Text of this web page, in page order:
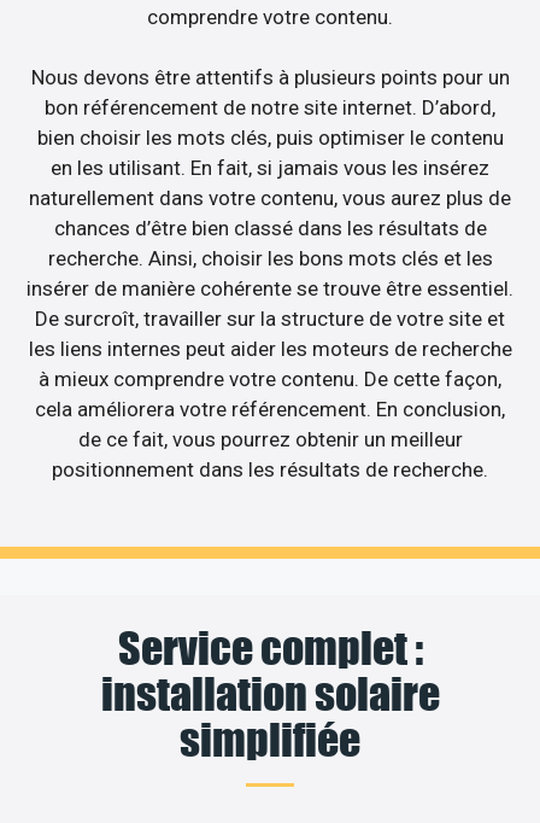
comprendre votre contenu.
Nous devons être attentifs à plusieurs points pour un
bon référencement de notre site internet. D’abord,
bien choisir les mots clés, puis optimiser le contenu
en les utilisant. En fait, si jamais vous les insérez
naturellement dans votre contenu, vous aurez plus de
chances d’être bien classé dans les résultats de
recherche. Ainsi, choisir les bons mots clés et les
insérer de manière cohérente se trouve être essentiel.
De surcroît, travailler sur la structure de votre site et
les liens internes peut aider les moteurs de recherche
à mieux comprendre votre contenu. De cette façon,
cela améliorera votre référencement. En conclusion,
de ce fait, vous pourrez obtenir un meilleur
positionnement dans les résultats de recherche.
Service complet :
installation solaire
simplifiée